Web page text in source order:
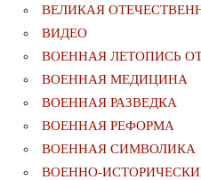
ВЕЛИКАЯ
ВИДЕО
ВОЕННАЯ ЛЕТОПИСЬ
ВОЕННАЯ МЕДИЦИНА
ВОЕННАЯ РАЗВЕДКА
ВОЕННАЯ РЕФОРМА
ВОЕННАЯ СИМВОЛИКА
ВОЕННО-